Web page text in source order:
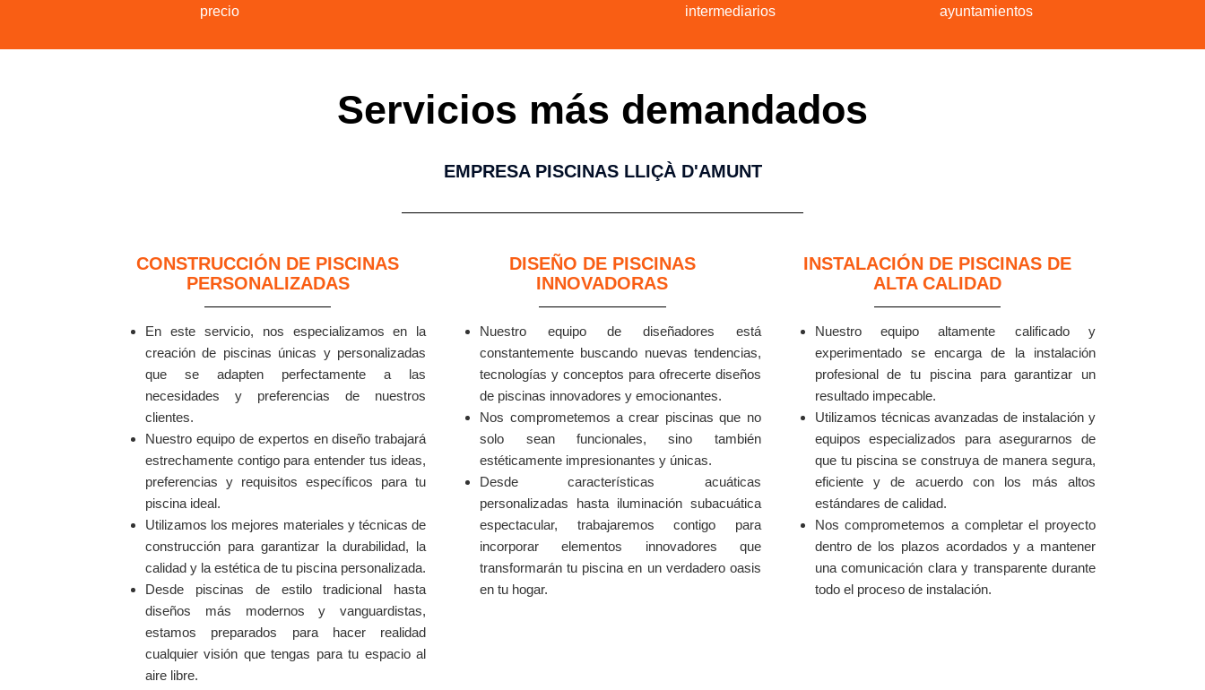
precio
intermediarios
ayuntamientos
Servicios más demandados
EMPRESA PISCINAS LLIÇÀ D'AMUNT
CONSTRUCCIÓN DE PISCINAS
PERSONALIZADAS
En este servicio, nos especializamos en la
creación de piscinas únicas y personalizadas
que se adapten perfectamente a las
necesidades y preferencias de nuestros
clientes.
Nuestro equipo de expertos en diseño trabajará
estrechamente contigo para entender tus ideas,
preferencias y requisitos específicos para tu
piscina ideal.
Utilizamos los mejores materiales y técnicas de
construcción para garantizar la durabilidad, la
calidad y la estética de tu piscina personalizada.
Desde piscinas de estilo tradicional hasta
diseños más modernos y vanguardistas,
estamos preparados para hacer realidad
cualquier visión que tengas para tu espacio al
aire libre.
DISEÑO DE PISCINAS
INNOVADORAS
Nuestro equipo de diseñadores está
constantemente buscando nuevas tendencias,
tecnologías y conceptos para ofrecerte diseños
de piscinas innovadores y emocionantes.
Nos comprometemos a crear piscinas que no
solo sean funcionales, sino también
estéticamente impresionantes y únicas.
Desde características acuáticas
personalizadas hasta iluminación subacuática
espectacular, trabajaremos contigo para
incorporar elementos innovadores que
transformarán tu piscina en un verdadero oasis
en tu hogar.
INSTALACIÓN DE PISCINAS DE
ALTA CALIDAD
Nuestro equipo altamente calificado y
experimentado se encarga de la instalación
profesional de tu piscina para garantizar un
resultado impecable.
Utilizamos técnicas avanzadas de instalación y
equipos especializados para asegurarnos de
que tu piscina se construya de manera segura,
eficiente y de acuerdo con los más altos
estándares de calidad.
Nos comprometemos a completar el proyecto
dentro de los plazos acordados y a mantener
una comunicación clara y transparente durante
todo el proceso de instalación.